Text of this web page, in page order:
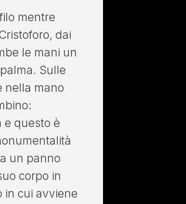
mentre
dai
le mani un
Sulle
nella mano
e questo è
un panno
corpo in
in cui avviene